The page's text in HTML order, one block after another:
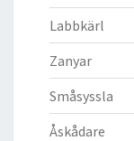
Labbkärl
Zanyar
Småsyssla
Åskådare